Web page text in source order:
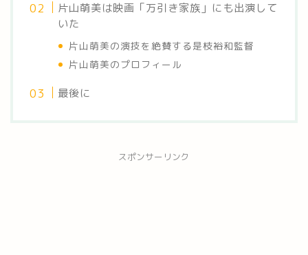
片山萌美は映画「万引き家族」にも出演して
いた
片山萌美の演技を絶賛する是枝裕和監督
片山萌美のプロフィール
最後に
スポンサーリンク